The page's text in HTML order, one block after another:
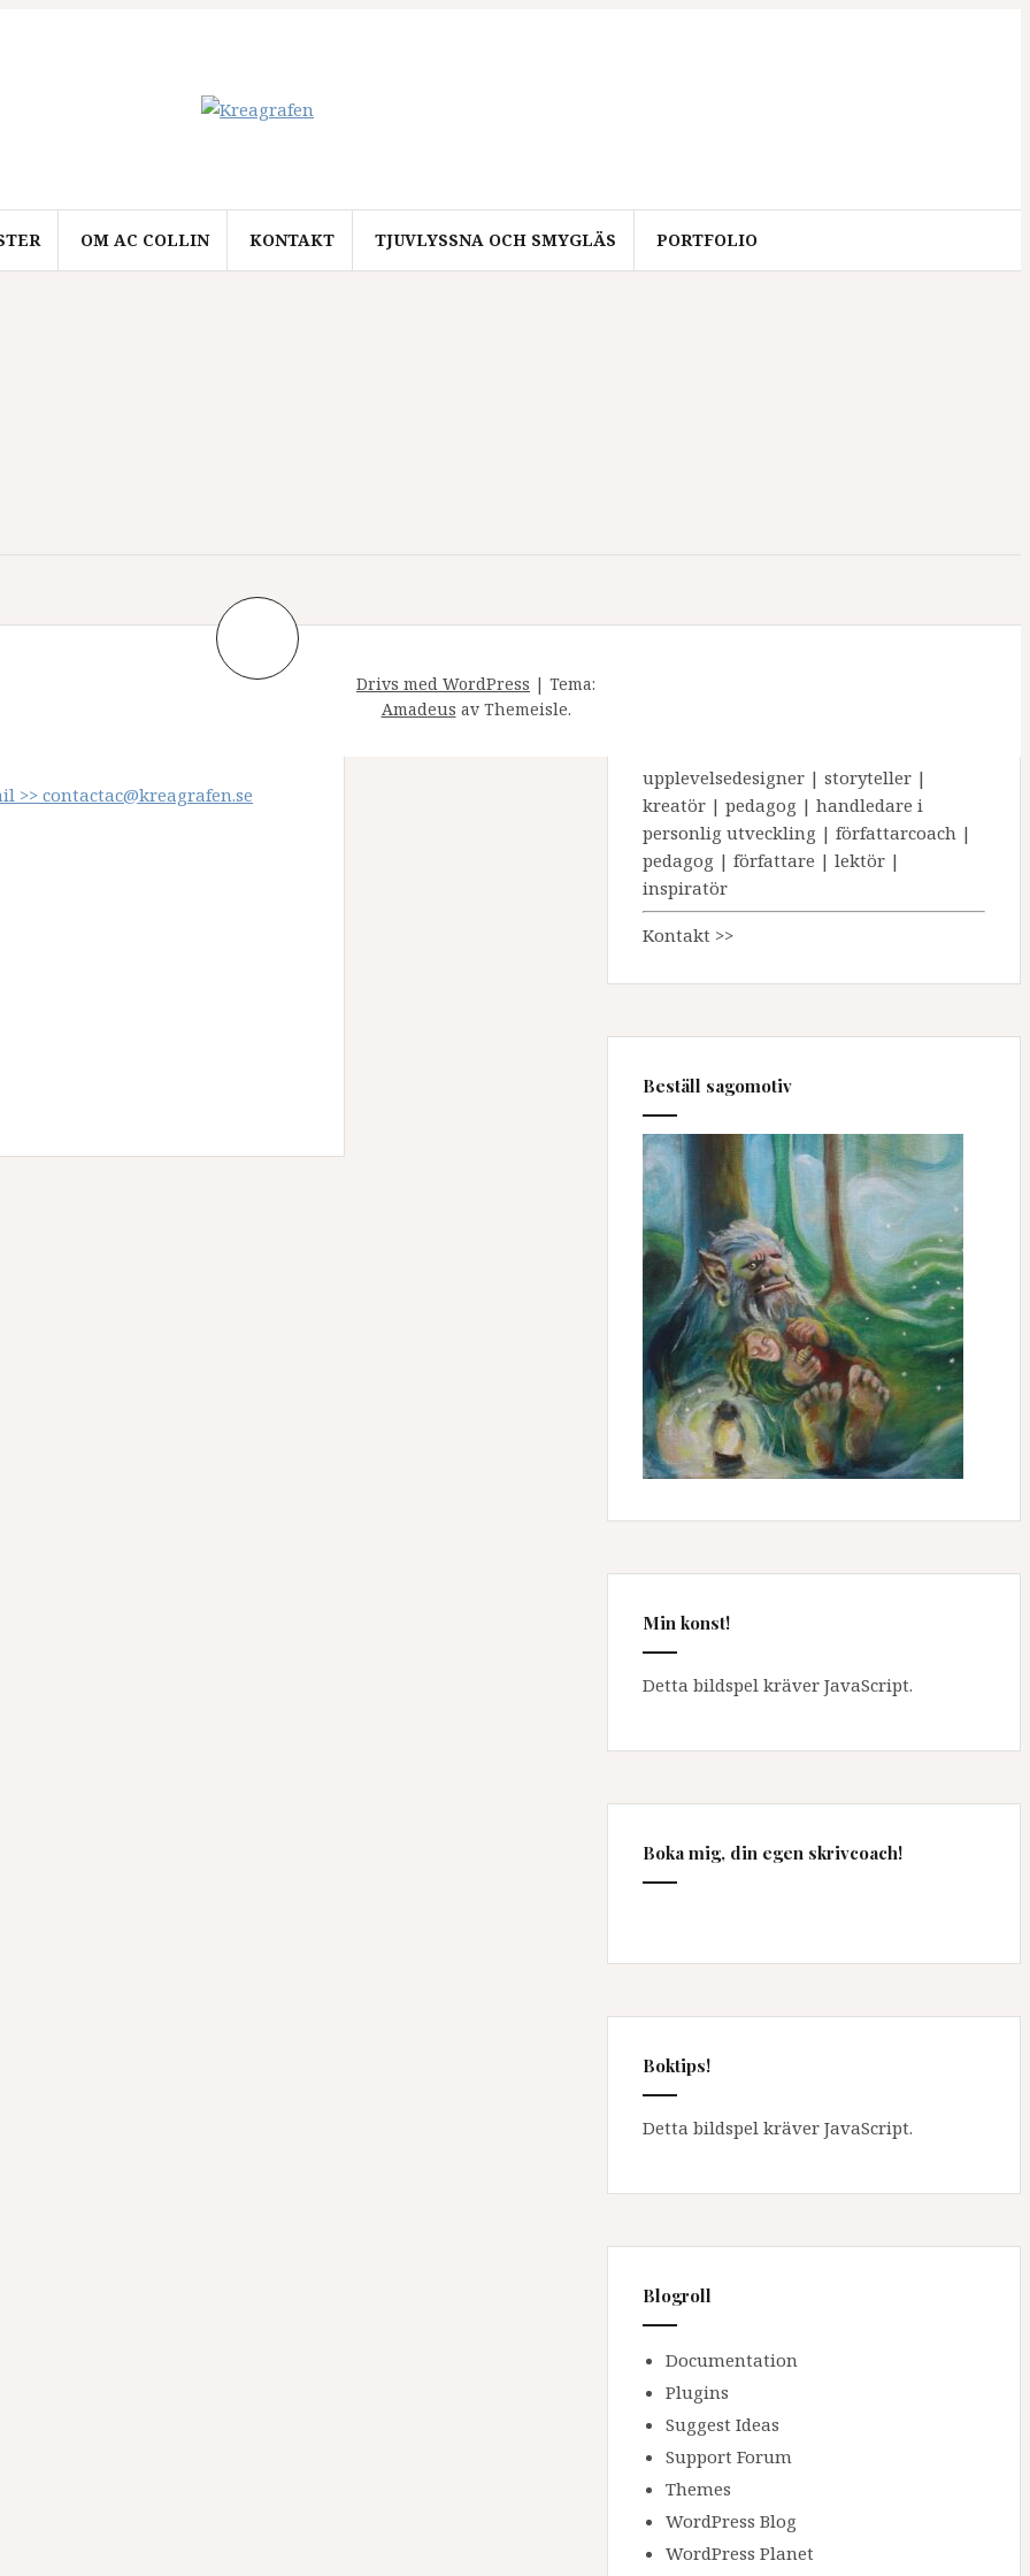
OM AC COLLIN KONTAKT TJUVLYSSNA OCH SMYGLÄS PORTFOLIO
>> contactac@kreagrafen.se
upplevelsedesigner | storyteller |
kreatör | pedagog | handledare i
personlig utveckling | författarcoach |
pedagog | författare | lektör |
inspiratör
Kontakt >>
Beställ sagomotiv
Min konst!
Detta bildspel kräver JavaScript.
Boka mig, din egen skrivcoach!
Boktips!
Detta bildspel kräver JavaScript.
Blogroll
Documentation
Plugins
Suggest Ideas
Support Forum
Themes
WordPress Blog
WordPress Planet
Drivs med WordPress | Tema:
Amadeus av Themeisle.